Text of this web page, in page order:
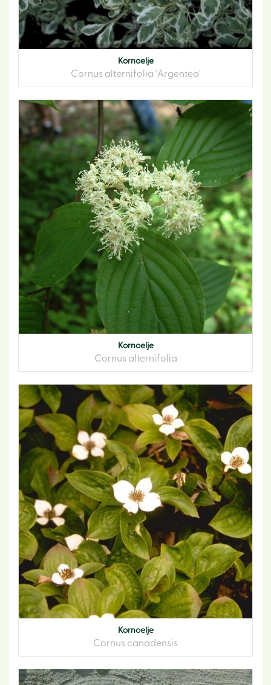
Kornoelje
Cornus alternifolia 'Argentea'
Kornoelje
Cornus alternifolia
Kornoelje
Cornus canadensis